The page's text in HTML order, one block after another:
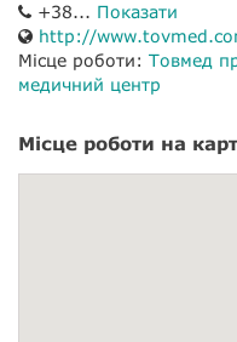
+38... Показати
http://
Місце роботи: Товмед
медичний центр
Місце роботи на